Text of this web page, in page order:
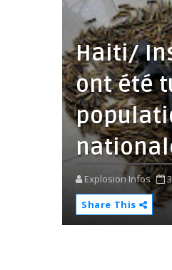
Haiti/
ont été
Explosion Infos
Share This